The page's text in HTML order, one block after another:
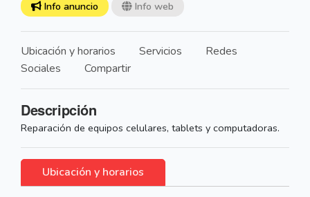
Info anuncio Info web
Ubicación y horarios Servicios
Redes
Sociales
Compartir
Descripción
Reparación de equipos celulares, tablets y computadoras.
Ubicación y horarios